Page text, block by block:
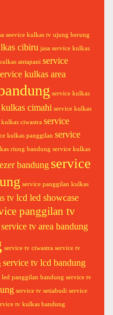
seevice kulkas tv ujung berung
cibiru jasa service kulkas
antapani service
kulkas area
service kulkas
cimahi service kulkas
ciwastra service
kulkas panggilan service
riung bandung service kulkas
bandung service
service panggilan kulkas
tv lcd led showcase
panggilan tv
service tv area bandung
service tv ciwastra service tv
service tv lcd bandung
panggilan bandung service tv
service tv setiabudi service
tv kulkas bandung